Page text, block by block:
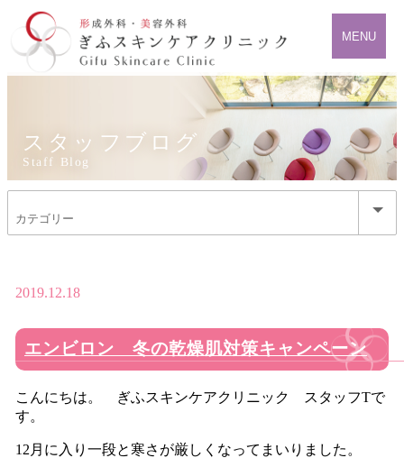
MENU
スタッフブログ
Staff Blog
2019.12.18
エンビロン 冬の乾燥肌対策キャンペーン
こんにちは。 ぎふスキンケアクリニック スタッフTで
す。
12月に入り一段と寒さが厳しくなってまいりました。